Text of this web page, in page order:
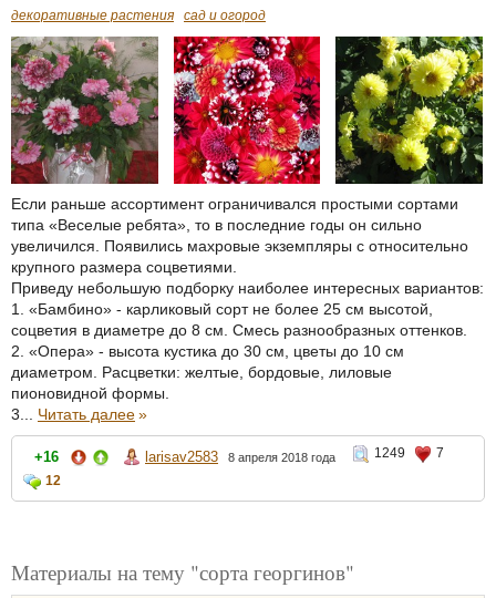
декоративные растения сад и огород
Если раньше ассортимент ограничивался простыми сортами
типа «Веселые ребята», то в последние годы он сильно
увеличился. Появились махровые экземпляры с относительно
крупного размера соцветиями.
Приведу небольшую подборку наиболее интересных вариантов:
1. «Бамбино» - карликовый сорт не более 25 см высотой,
соцветия в диаметре до 8 см. Смесь разнообразных оттенков.
2. «Опера» - высота кустика до 30 см, цветы до 10 см
диаметром. Расцветки: желтые, бордовые, лиловые
пионовидной формы.
3... Читать далее»
+16 larisav2583 8 апреля 2018 года 1249
7
12
Материалы на тему "сорта георгинов"